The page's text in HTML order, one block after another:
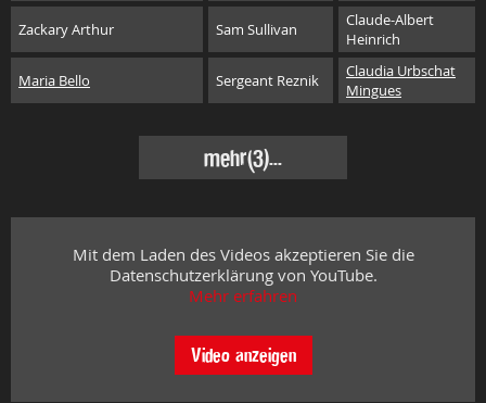
Zackary Arthur Sam Sullivan
Claude-Albert
Heinrich
Maria Bello Sergeant Reznik
Claudia Urbschat
Mingues
mehr(3)...
Mit dem Laden des Videos akzeptieren Sie die
Datenschutzerklärung von YouTube.
Mehr erfahren
Video anzeigen